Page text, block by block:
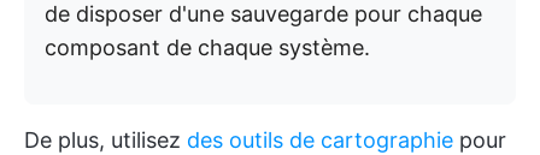
de disposer d'une sauvegarde pour chaque
composant de chaque système.
De plus, utilisez des outils de cartographie pour